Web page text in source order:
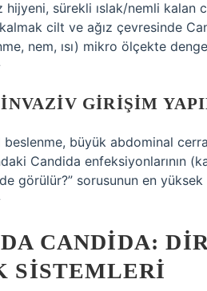
sürekli ıslak/nemli kalan
cilt ve ağız çevresinde
nem, ısı) mikro ölçekte
INVAZIV GIRIŞIM
büyük abdominal
Candida enfeksiyonlarının
görülür?” sorusunun en yüksek
CANDIDA:
SISTEMLERI